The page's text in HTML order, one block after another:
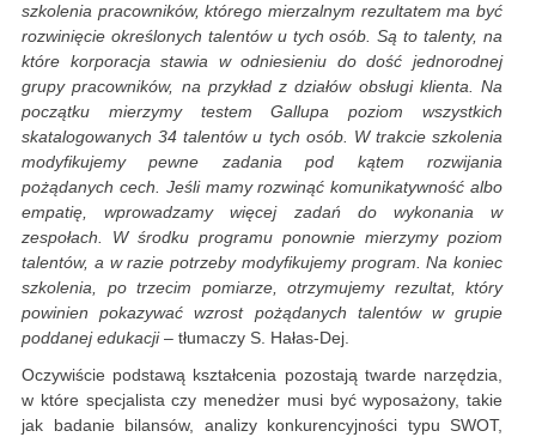
szkolenia pracowników, którego mierzalnym rezultatem ma być
rozwinięcie określonych talentów u tych osób. Są to talenty, na
które korporacja stawia w odniesieniu do dość jednorodnej
grupy pracowników, na przykład z działów obsługi klienta. Na
początku mierzymy testem Gallupa poziom wszystkich
skatalogowanych 34 talentów u tych osób. W trakcie szkolenia
modyfikujemy pewne zadania pod kątem rozwijania
pożądanych cech. Jeśli mamy rozwinąć komunikatywność albo
empatię, wprowadzamy więcej zadań do wykonania w
zespołach. W środku programu ponownie mierzymy poziom
talentów, a w razie potrzeby modyfikujemy program. Na koniec
szkolenia, po trzecim pomiarze, otrzymujemy rezultat, który
powinien pokazywać wzrost pożądanych talentów w grupie
poddanej edukacji– tłumaczy S. Hałas-Dej.
Oczywiście podstawą kształcenia pozostają twarde narzędzia,
w które specjalista czy menedżer musi być wyposażony, takie
jak badanie bilansów, analizy konkurencyjności typu SWOT,